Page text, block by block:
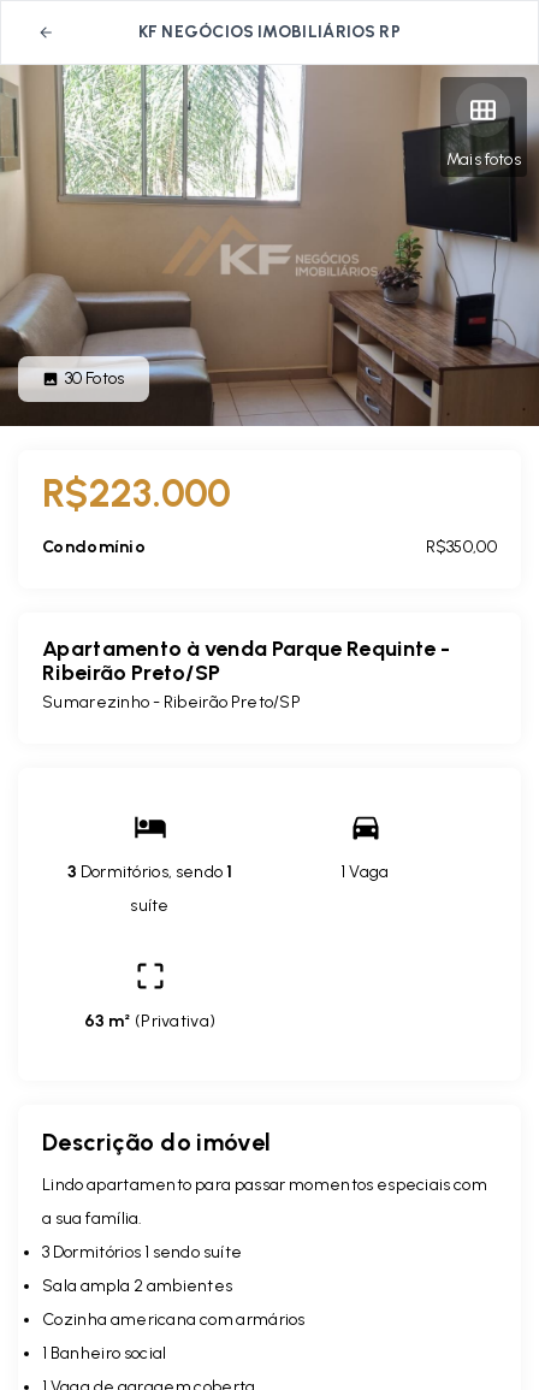
KF NEGÓCIOS IMOBILIÁRIOS RP
Mais fotos
30Fotos
R$223.000
Condomínio R$350,00
Apartamento à venda Parque Requinte -
Ribeirão Preto/SP
Sumarezinho - Ribeirão Preto/SP
3 Dormitórios, sendo1
suíte
1 Vaga
63 m² (Privativa)
Descrição do imóvel
Lindo apartamento para passar momentos especiais com
a sua família.
3 Dormitórios 1 sendo suíte
Sala ampla 2 ambientes
Cozinha americana com armários
1 Banheiro social